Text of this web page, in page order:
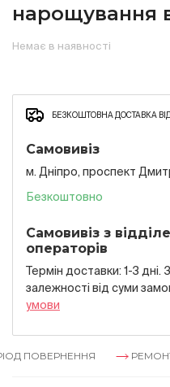
нарощування
Немає в наявності
БЕЗКОШТОВНА ДОСТАВКА
Самовивіз
м. Дніпро, проспект
Безкоштовно
Самовивіз з
операторів
Термін доставки: 1-3
залежностi вiд суми
умови
ПОВЕРНЕННЯ РЕМОНТ